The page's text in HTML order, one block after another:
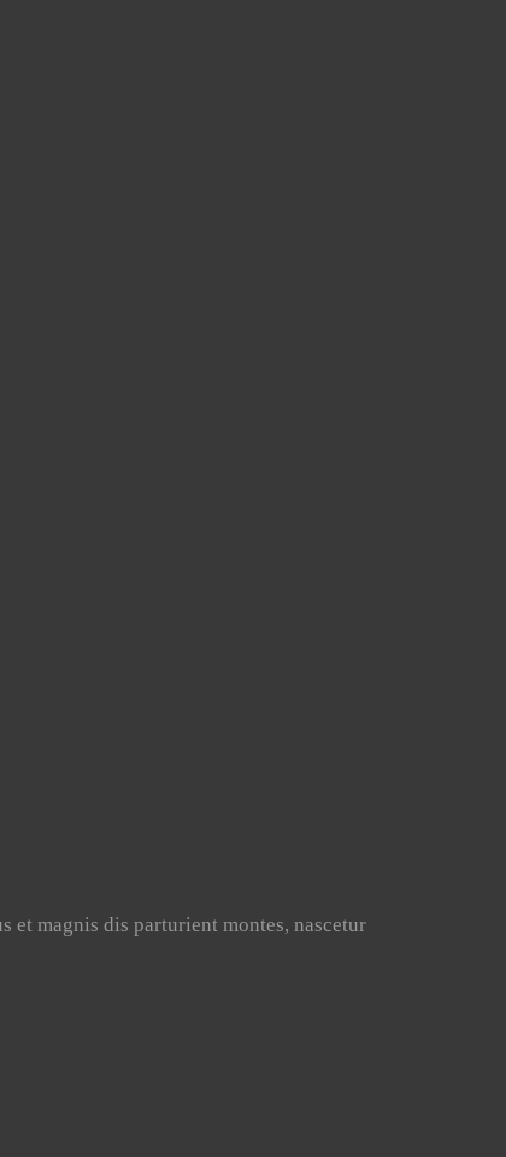
et magnis dis parturient montes, nascetur